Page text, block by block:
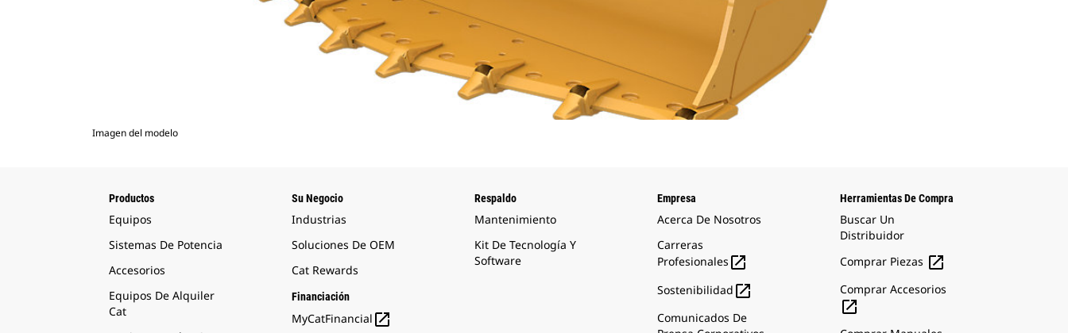
Imagen del modelo
Productos
Equipos
Sistemas De Potencia
Accesorios
Equipos De Alquiler
Cat
Su Negocio
Industrias
Soluciones De OEM
Cat Rewards
Financiación
MyCatFinancial 
Respaldo
Mantenimiento
Kit De Tecnología Y
Software
Empresa
Acerca De Nosotros
Carreras
Profesionales 
Sostenibilidad 
Comunicados De
Herramientas De Compra
Buscar Un
Distribuidor
Comprar Piezas 
Comprar Accesorios
